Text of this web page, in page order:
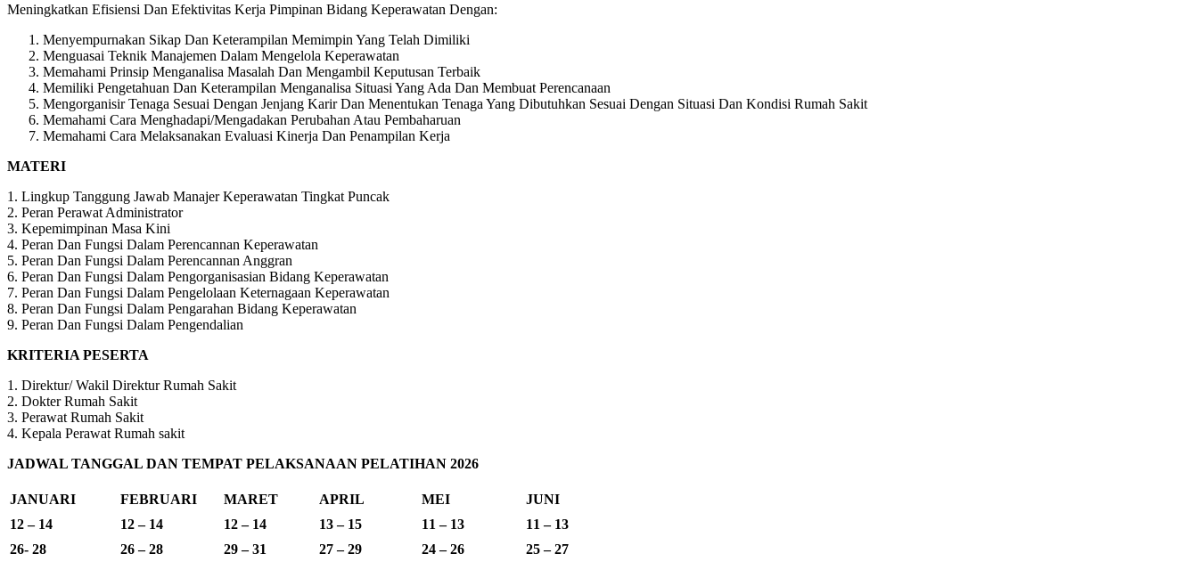
Meningkatkan Efisiensi Dan Efektivitas Kerja Pimpinan Bidang Keperawatan Dengan:
Menyempurnakan Sikap Dan Keterampilan Memimpin Yang Telah Dimiliki
Menguasai Teknik Manajemen Dalam Mengelola Keperawatan
Memahami Prinsip Menganalisa Masalah Dan Mengambil Keputusan Terbaik
Memiliki Pengetahuan Dan Keterampilan Menganalisa Situasi Yang Ada Dan Membuat Perencanaan
Mengorganisir Tenaga Sesuai Dengan Jenjang Karir Dan Menentukan Tenaga Yang Dibutuhkan Sesuai Dengan Situasi Dan Kondisi Rumah Sakit
Memahami Cara Menghadapi/Mengadakan Perubahan Atau Pembaharuan
Memahami Cara Melaksanakan Evaluasi Kinerja Dan Penampilan Kerja
MATERI
1. Lingkup Tanggung Jawab Manajer Keperawatan Tingkat Puncak
2. Peran Perawat Administrator
3. Kepemimpinan Masa Kini
4. Peran Dan Fungsi Dalam Perencannan Keperawatan
5. Peran Dan Fungsi Dalam Perencannan Anggran
6. Peran Dan Fungsi Dalam Pengorganisasian Bidang Keperawatan
7. Peran Dan Fungsi Dalam Pengelolaan Keternagaan Keperawatan
8. Peran Dan Fungsi Dalam Pengarahan Bidang Keperawatan
9. Peran Dan Fungsi Dalam Pengendalian
KRITERIA PESERTA
1. Direktur/ Wakil Direktur Rumah Sakit
2. Dokter Rumah Sakit
3. Perawat Rumah Sakit
4. Kepala Perawat Rumah sakit
JADWAL TANGGAL DAN TEMPAT PELAKSANAAN PELATIHAN 2026
JANUARI FEBRUARI MARET APRIL MEI
JUNI
12 – 14
12 – 14 12 – 14 13 – 15 11 – 13
11 – 13
26- 28
26 – 28 29 – 31 27 – 29 24 – 26 25 – 27